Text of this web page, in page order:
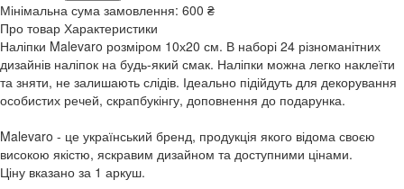
Мінімальна сума замовлення: 600 ₴
Про товар Характеристики
Наліпки Malevaro розміром 10х20 см. В наборі 24 різноманітних
дизайнів наліпок на будь-який смак. Наліпки можна легко наклеїти
та зняти, не залишають слідів. Ідеально підійдуть для декорування
особистих речей, скрапбукінгу, доповнення до подарунка.
Malevaro - це український бренд, продукція якого відома своєю
високою якістю, яскравим дизайном та доступними цінами.
Ціну вказано за 1 аркуш.